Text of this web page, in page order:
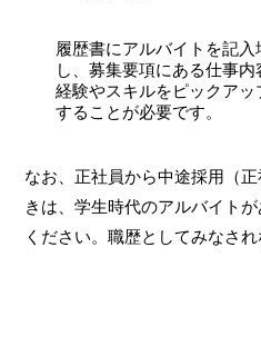
履歴書にアルバイトを記
し、募集要項にある仕事
経験やスキルをピックア
することが必要です。
なお、正社員から中途採用（
きは、学生時代のアルバイト
ください。職歴としてみなされ